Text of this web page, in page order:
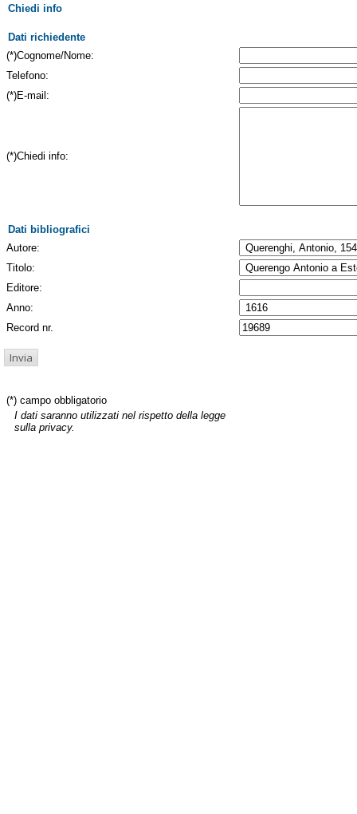
Chiedi info
Dati richiedente
(*)Cognome/Nome:
Telefono:
(*)E-mail:
(*)Chiedi info:
Dati bibliografici
Autore:
Titolo:
Editore:
Anno:
Record nr.
(*) campo obbligatorio
I dati saranno utilizzati nel rispetto della legge
sulla privacy.